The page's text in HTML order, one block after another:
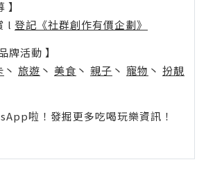
l 登記《社群創作有價企劃》
牌活動 】
丶 旅遊 丶 美食 丶 親子 丶 寵物 丶 扮靚
啦！發掘更多吃喝玩樂資訊！